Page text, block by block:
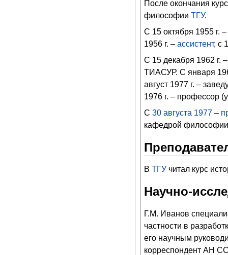
После окончания
философии ТГУ.
С 15 октября 1955 г.
1956 г. – ассистент, с
С 15 декабря 1962 г.
ТИАСУР. С января
август 1977 г. –
1976 г. – профессор
С 30 августа 1977 –
кафедрой философии
В ТГУчитал курс
Научно-
Г.М. Иванов
частности в
его научным
корреспондент АН